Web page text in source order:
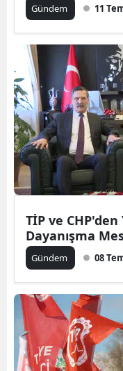
Gündem 11
TİP ve
Dayanışma
Gündem 08